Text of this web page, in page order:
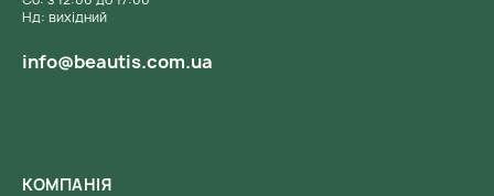
КОМПАНІЯ
Нд: вихідний
info@beautis.com.ua